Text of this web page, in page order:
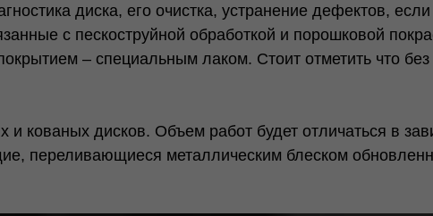
диска, его очистка, устранение дефектов,
с пескоструйной обработкой и порошковой
– специальным лаком. Стоит отметить что без
кованых дисков. Объем работ будет отличаться в
переливающиеся металлическим блеском